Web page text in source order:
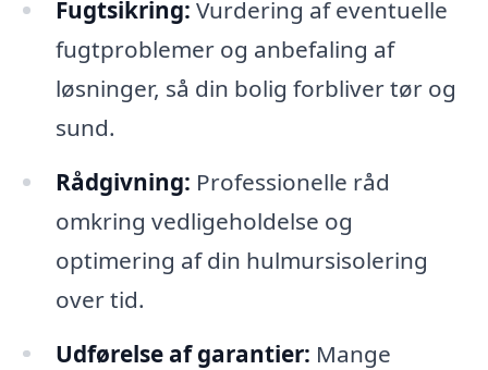
Fugtsikring: Vurdering af eventuelle
fugtproblemer og anbefaling af
løsninger, så din bolig forbliver tør og
sund.
Rådgivning: Professionelle råd
omkring vedligeholdelse og
optimering af din hulmursisolering
over tid.
Udførelse af garantier: Mange